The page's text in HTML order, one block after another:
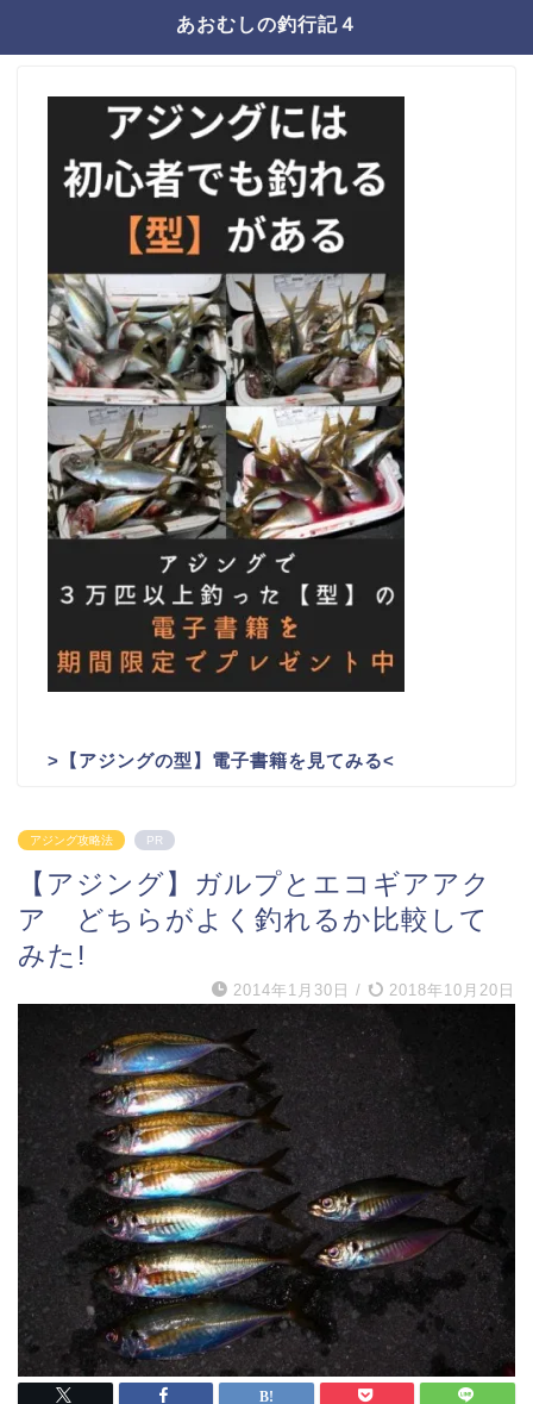
あおむしの釣行記４
> 【アジングの型】電子書籍を見てみる<
アジング攻略法 PR
【アジング】ガルプとエコギアアク
ア どちらがよく釣れるか比較して
みた!
2014年1月30日 / 2018年10月20日